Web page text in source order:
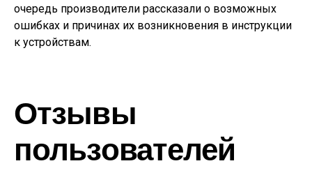
очередь производители рассказали о возможных
ошибках и причинах их возникновения в инструкции
к устройствам.
Отзывы
пользователей